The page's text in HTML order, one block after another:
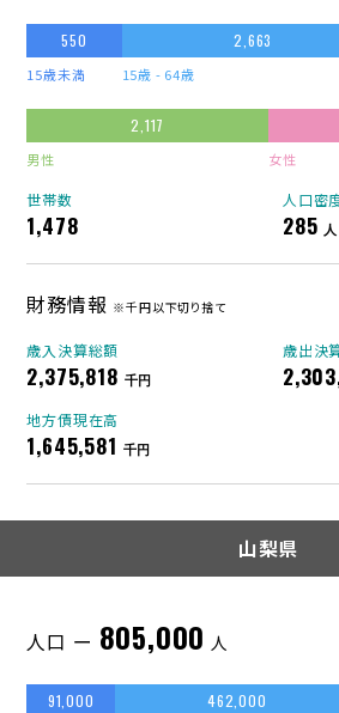
550
15歳未満
2,663
15歳 - 64歳
2,117
男性 女性
世帯数
1,478
人口密
285 人
財務情報 ※千円以下切り捨て
歳入決算総額
2,375,818 千円
歳出決
地方債現在高
1,645,581 千円
山梨県
人口 ー 805,000 人
91,000 462,000